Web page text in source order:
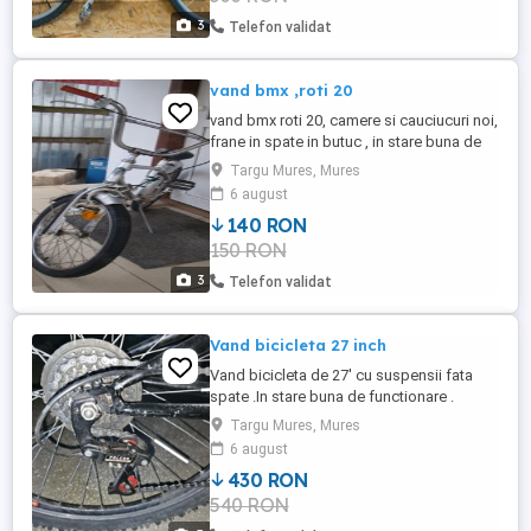
3 Telefon validat
3
vand bmx ,roti 20
vand bmx roti 20, camere si cauciucuri noi,
frane in spate in butuc , in stare buna de
functionare .
Targu Mures, Mures
6 august
140 RON
150 RON
Telefon validat
Vand bicicleta 27 inch
Vand bicicleta de 27' cu suspensii fata
spate .In stare buna de functionare .
Targu Mures, Mures
6 august
430 RON
540 RON